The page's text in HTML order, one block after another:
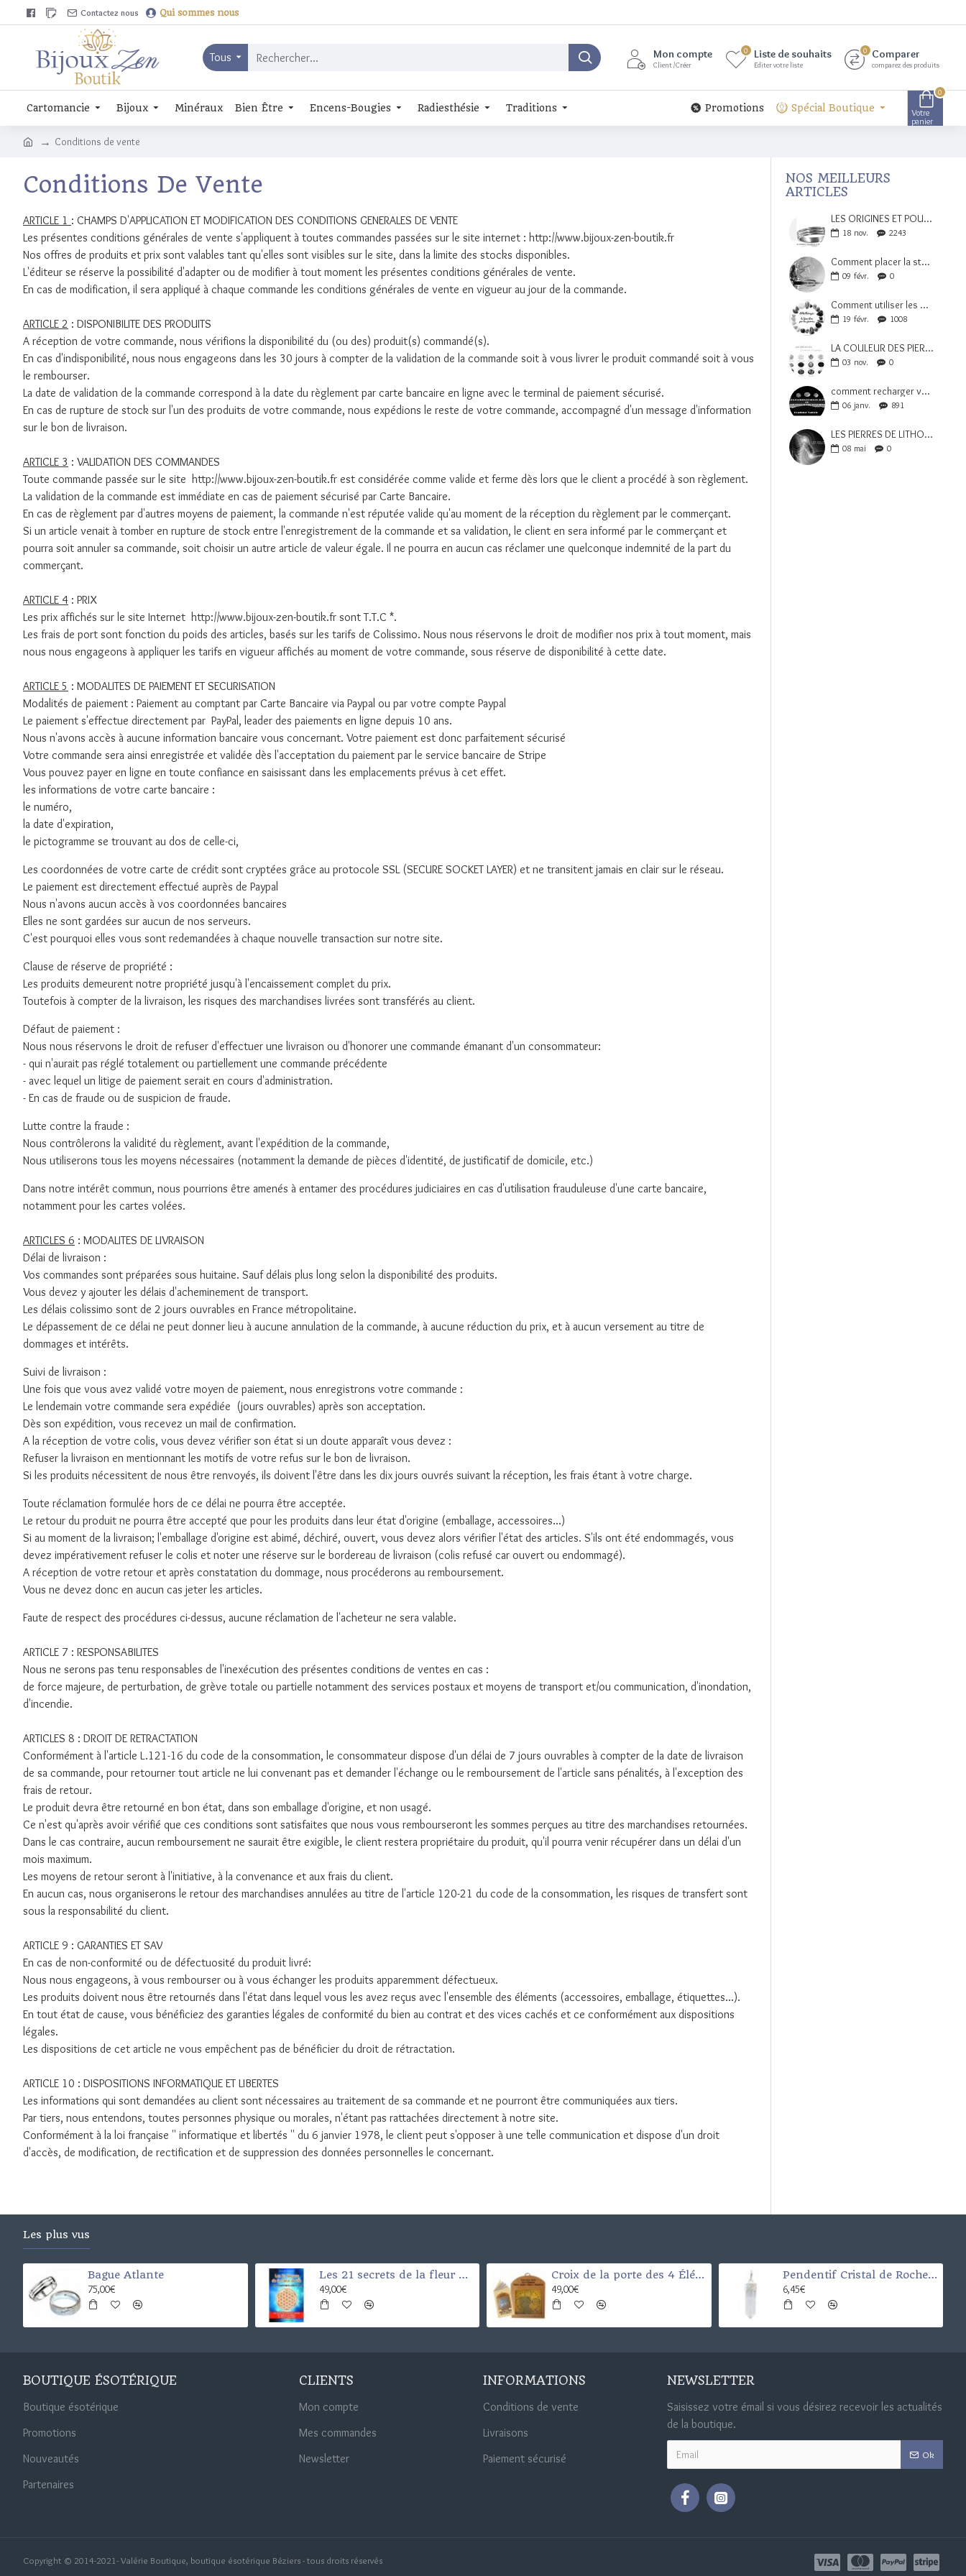
Contactez nous Qui sommes nous
Tous Mon compte
Client /Créer
Liste de souhaits
Editer votre liste
0 Comparer
comparez des produits
0
Cartomancie Bijoux Minéraux Bien Être Encens-Bougies Radiesthésie Traditions Promotions Spécial Boutique
Votre
panier
0
Conditions de vente
Conditions De Vente
ARTICLE 1 : CHAMPS D'APPLICATION ET MODIFICATION DES CONDITIONS GENERALES DE VENTE
Les présentes conditions générales de vente s'appliquent à toutes commandes passées sur le site internet : http://www.bijoux-zen-boutik.fr
Nos offres de produits et prix sont valables tant qu'elles sont visibles sur le site, dans la limite des stocks disponibles.
L'éditeur se réserve la possibilité d'adapter ou de modifier à tout moment les présentes conditions générales de vente.
En cas de modification, il sera appliqué à chaque commande les conditions générales de vente en vigueur au jour de la commande.
ARTICLE 2 : DISPONIBILITE DES PRODUITS
A réception de votre commande, nous vérifions la disponibilité du (ou des) produit(s) commandé(s).
En cas d'indisponibilité, nous nous engageons dans les 30 jours à compter de la validation de la commande soit à vous livrer le produit commandé soit à vous
le rembourser.
La date de validation de la commande correspond à la date du règlement par carte bancaire en ligne avec le terminal de paiement sécurisé.
En cas de rupture de stock sur l'un des produits de votre commande, nous expédions le reste de votre commande, accompagné d'un message d'information
sur le bon de livraison.
ARTICLE 3 : VALIDATION DES COMMANDES
Toute commande passée sur le site http://www.bijoux-zen-boutik.fr est considérée comme valide et ferme dès lors que le client a procédé à son règlement.
La validation de la commande est immédiate en cas de paiement sécurisé par Carte Bancaire.
En cas de règlement par d'autres moyens de paiement, la commande n'est réputée valide qu'au moment de la réception du règlement par le commerçant.
Si un article venait à tomber en rupture de stock entre l'enregistrement de la commande et sa validation, le client en sera informé par le commerçant et
pourra soit annuler sa commande, soit choisir un autre article de valeur égale. Il ne pourra en aucun cas réclamer une quelconque indemnité de la part du
commerçant.
ARTICLE 4 : PRIX
Les prix affichés sur le site Internet http://www.bijoux-zen-boutik.fr sont T.T.C *.
Les frais de port sont fonction du poids des articles, basés sur les tarifs de Colissimo. Nous nous réservons le droit de modifier nos prix à tout moment, mais
nous nous engageons à appliquer les tarifs en vigueur affichés au moment de votre commande, sous réserve de disponibilité à cette date.
ARTICLE 5 : MODALITES DE PAIEMENT ET SECURISATION
Modalités de paiement : Paiement au comptant par Carte Bancaire via Paypal ou par votre compte Paypal
Le paiement s'effectue directement par PayPal, leader des paiements en ligne depuis 10 ans.
Nous n'avons accès à aucune information bancaire vous concernant. Votre paiement est donc parfaitement sécurisé
Votre commande sera ainsi enregistrée et validée dès l'acceptation du paiement par le service bancaire de Stripe
Vous pouvez payer en ligne en toute confiance en saisissant dans les emplacements prévus à cet effet.
les informations de votre carte bancaire :
le numéro,
la date d'expiration,
le pictogramme se trouvant au dos de celle-ci,
Les coordonnées de votre carte de crédit sont cryptées grâce au protocole SSL (SECURE SOCKET LAYER) et ne transitent jamais en clair sur le réseau.
Le paiement est directement effectué auprès de Paypal
Nous n'avons aucun accès à vos coordonnées bancaires
Elles ne sont gardées sur aucun de nos serveurs.
C'est pourquoi elles vous sont redemandées à chaque nouvelle transaction sur notre site.
Clause de réserve de propriété :
Les produits demeurent notre propriété jusqu'à l'encaissement complet du prix.
Toutefois à compter de la livraison, les risques des marchandises livrées sont transférés au client.
Défaut de paiement :
Nous nous réservons le droit de refuser d'effectuer une livraison ou d'honorer une commande émanant d'un consommateur:
- qui n'aurait pas réglé totalement ou partiellement une commande précédente
- avec lequel un litige de paiement serait en cours d'administration.
- En cas de fraude ou de suspicion de fraude.
Lutte contre la fraude :
Nous contrôlerons la validité du règlement, avant l'expédition de la commande,
Nous utiliserons tous les moyens nécessaires (notamment la demande de pièces d'identité, de justificatif de domicile, etc.)
Dans notre intérêt commun, nous pourrions être amenés à entamer des procédures judiciaires en cas d'utilisation frauduleuse d'une carte bancaire,
notamment pour les cartes volées.
ARTICLES 6 : MODALITES DE LIVRAISON
Délai de livraison :
Vos commandes sont préparées sous huitaine. Sauf délais plus long selon la disponibilité des produits.
Vous devez y ajouter les délais d'acheminement de transport.
Les délais colissimo sont de 2 jours ouvrables en France métropolitaine.
Le dépassement de ce délai ne peut donner lieu à aucune annulation de la commande, à aucune réduction du prix, et à aucun versement au titre de
dommages et intérêts.
Suivi de livraison :
Une fois que vous avez validé votre moyen de paiement, nous enregistrons votre commande :
Le lendemain votre commande sera expédiée (jours ouvrables) après son acceptation.
Dès son expédition, vous recevez un mail de confirmation.
A la réception de votre colis, vous devez vérifier son état si un doute apparaît vous devez :
Refuser la livraison en mentionnant les motifs de votre refus sur le bon de livraison.
Si les produits nécessitent de nous être renvoyés, ils doivent l'être dans les dix jours ouvrés suivant la réception, les frais étant à votre charge.
Toute réclamation formulée hors de ce délai ne pourra être acceptée.
Le retour du produit ne pourra être accepté que pour les produits dans leur état d'origine (emballage, accessoires...)
Si au moment de la livraison; l'emballage d'origine est abimé, déchiré, ouvert, vous devez alors vérifier l'état des articles. S'ils ont été endommagés, vous
devez impérativement refuser le colis et noter une réserve sur le bordereau de livraison (colis refusé car ouvert ou endommagé).
A réception de votre retour et après constatation du dommage, nous procéderons au remboursement.
Vous ne devez donc en aucun cas jeter les articles.
Faute de respect des procédures ci-dessus, aucune réclamation de l'acheteur ne sera valable.
ARTICLE 7 : RESPONSABILITES
Nous ne serons pas tenu responsables de l'inexécution des présentes conditions de ventes en cas :
de force majeure, de perturbation, de grève totale ou partielle notamment des services postaux et moyens de transport et/ou communication, d'inondation,
d'incendie.
ARTICLES 8 : DROIT DE RETRACTATION
Conformément à l'article L.121-16 du code de la consommation, le consommateur dispose d'un délai de 7 jours ouvrables à compter de la date de livraison
de sa commande, pour retourner tout article ne lui convenant pas et demander l'échange ou le remboursement de l'article sans pénalités, à l'exception des
frais de retour.
Le produit devra être retourné en bon état, dans son emballage d'origine, et non usagé.
Ce n'est qu'après avoir vérifié que ces conditions sont satisfaites que nous vous rembourseront les sommes perçues au titre des marchandises retournées.
Dans le cas contraire, aucun remboursement ne saurait être exigible, le client restera propriétaire du produit, qu'il pourra venir récupérer dans un délai d'un
mois maximum.
Les moyens de retour seront à l'initiative, à la convenance et aux frais du client.
En aucun cas, nous organiserons le retour des marchandises annulées au titre de l'article 120-21 du code de la consommation, les risques de transfert sont
sous la responsabilité du client.
ARTICLE 9 : GARANTIES ET SAV
En cas de non-conformité ou de défectuosité du produit livré:
Nous nous engageons, à vous rembourser ou à vous échanger les produits apparemment défectueux.
Les produits doivent nous être retournés dans l'état dans lequel vous les avez reçus avec l'ensemble des éléments (accessoires, emballage, étiquettes...).
En tout état de cause, vous bénéficiez des garanties légales de conformité du bien au contrat et des vices cachés et ce conformément aux dispositions
légales.
Les dispositions de cet article ne vous empêchent pas de bénéficier du droit de rétractation.
ARTICLE 10 : DISPOSITIONS INFORMATIQUE ET LIBERTES
Les informations qui sont demandées au client sont nécessaires au traitement de sa commande et ne pourront être communiquées aux tiers.
Par tiers, nous entendons, toutes personnes physique ou morales, n'étant pas rattachées directement à notre site.
Conformément à la loi française '' informatique et libertés '' du 6 janvier 1978, le client peut s'opposer à une telle communication et dispose d'un droit
d'accès, de modification, de rectification et de suppression des données personnelles le concernant.
NOS MEILLEURS
ARTICLES
LES ORIGINES ET POUVOIRS DE LA BAGUE ATLANTE
18 nov. 2243
Comment placer la statue de bouddha dans sa maison ?
09 févr. 0
Comment utiliser les pierres ?
19 févr. 1008
LA COULEUR DES PIERRES ET LEUR SIGNIFICATION
03 nov. 0
comment recharger vos pierres de Lithothérapie
06 janv. 891
LES PIERRES DE LITHOTHÉRAPIE POUR L’ARTHROSE
08 mai 0
Les plus vus
Bague Atlante
75,00€
Les 21 secrets de la fleur de vie
49,00€
Croix de la porte des 4 Éléments (Santé-argent-chance-et protection)
49,00€
Pendentif Cristal de Roche Pointe
6,45€
BOUTIQUE ÉSOTÉRIQUE
Boutique ésotérique
Promotions
Nouveautés
Partenaires
CLIENTS
Mon compte
Mes commandes
Newsletter
INFORMATIONS
Conditions de vente
Livraisons
Paiement sécurisé
NEWSLETTER
Saisissez votre émail si vous désirez recevoir les actualités
de la boutique.
Ok
Copyright © 2014-2021- Valérie Boutique, boutique ésotérique Béziers - tous droits réservés